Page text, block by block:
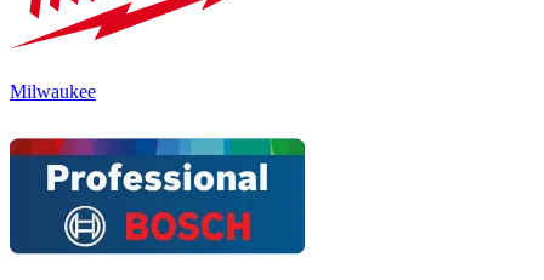
Milwaukee